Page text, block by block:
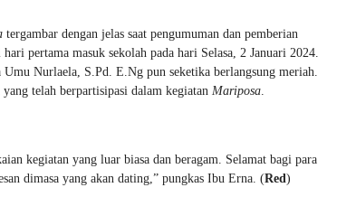
tergambar dengan jelas saat pengumuman dan pemberian
pertama masuk sekolah pada hari Selasa, 2 Januari 2024.
Nurlaela, S.Pd. E.Ng pun seketika berlangsung meriah.
telah berpartisipasi dalam kegiatan Mariposa
kegiatan yang luar biasa dan beragam. Selamat bagi para
dimasa yang akan dating,” pungkas Ibu Erna. (Red )